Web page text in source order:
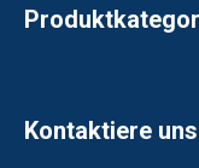
Kontaktiere uns